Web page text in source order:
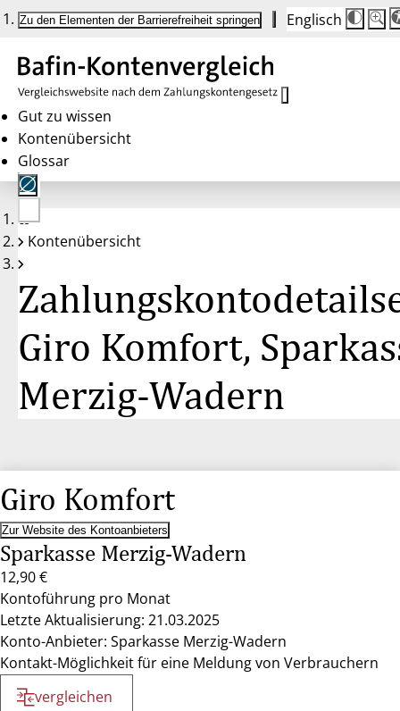
Zu den Elementen der Barrierefreiheit springen Englisch
Die
auf
100
100
Gut zu wissen
Kontenübersicht
Glossar
Keine
Konten
Kontenübersicht
Giro Komfort,
Merzig-Wadern
Giro Komfort
Zur Website des Kontoanbieters
Sparkasse Merzig-Wadern
12,90 €
Kontoführung pro Monat
Letzte Aktualisierung: 21.03.2025
Konto-Anbieter: Sparkasse Merzig-Wadern
Kontakt-Möglichkeit für eine Meldung von Verbrauchern
vergleichen